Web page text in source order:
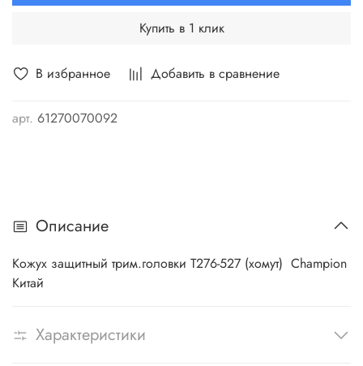
В избранное Добавить в сравнение
арт. 61270070092
Купить в 1 клик
Описание
Кожух защитный трим.головки T276-527 (хомут) Champion
Китай
Характеристики